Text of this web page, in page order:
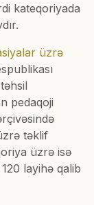
kateqoriyada
üzrə
pedaqoji
təklif
üzrə isə
layihə qalib